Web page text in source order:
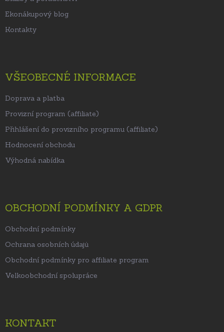
Ekonákupový blog
Kontakty
VŠEOBECNÉ INFORMACE
Doprava a platba
Provizní program (affiliate)
Přihlášení do provizního programu (affiliate)
Hodnocení obchodu
Výhodná nabídka
OBCHODNÍ PODMÍNKY A GDPR
Obchodní podmínky
Ochrana osobních údajů
Obchodní podmínky pro affiliate program
Velkoobchodní spolupráce
KONTAKT